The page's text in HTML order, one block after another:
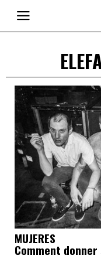
MUJERES
Comment donner